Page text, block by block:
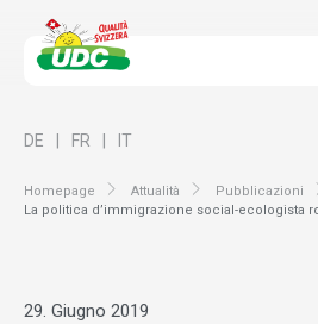
Homepage Attualità Pubblicazioni
La politica d’immigrazione social-ecologista
DE FR IT
29. Giugno 2019